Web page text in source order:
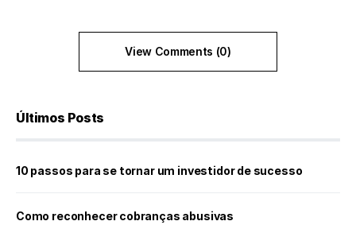
View Comments (0)
Últimos Posts
10 passos para se tornar um investidor de sucesso
Como reconhecer cobranças abusivas